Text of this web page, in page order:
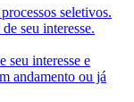
seletivos.
seu interesse.
seu interesse e
andamento ou já